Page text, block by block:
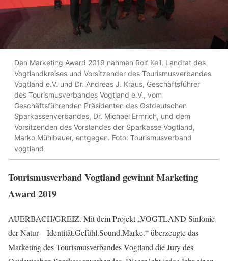
Den Marketing Award 2019 nahmen Rolf Keil, Landrat des
Vogtlandkreises und Vorsitzender des Tourismusverbandes
Vogtland e.V. und Dr. Andreas J. Kraus, Geschäftsführer
des Tourismusverbandes Vogtland e.V., vom
Geschäftsführenden Präsidenten des Ostdeutschen
Sparkassenverbandes, Dr. Michael Ermrich, und dem
Vorsitzenden des Vorstandes der Sparkasse Vogtland,
Marko Mühlbauer, entgegen. Foto: Tourismusverband
vogtland
Tourismusverband Vogtland gewinnt Marketing
Award 2019
AUERBACH/GREIZ. Mit dem Projekt „VOGTLAND Sinfonie
der Natur – Identität.Gefühl.Sound.Marke.“ überzeugte das
Marketing des Tourismusverbandes Vogtland die Jury des